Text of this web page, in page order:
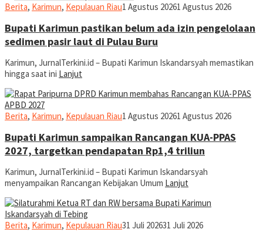
Berita, Karimun, Kepulauan Riaujurnal
1 Agustus 20261 Agustus 2026
Bupati Karimun pastikan belum ada izin pengelolaan
sedimen pasir laut di Pulau Buru
Karimun, JurnalTerkini.id – Bupati Karimun Iskandarsyah memastikan
hingga saat ini Lanjut
Berita, Karimun, Kepulauan Riaujurnal
1 Agustus 20261 Agustus 2026
Bupati Karimun sampaikan Rancangan KUA-PPAS
2027, targetkan pendapatan Rp1,4 triliun
Karimun, JurnalTerkini.id – Bupati Karimun Iskandarsyah
menyampaikan Rancangan Kebijakan Umum Lanjut
Berita, Karimun, Kepulauan Riaujurnal
31 Juli 202631 Juli 2026